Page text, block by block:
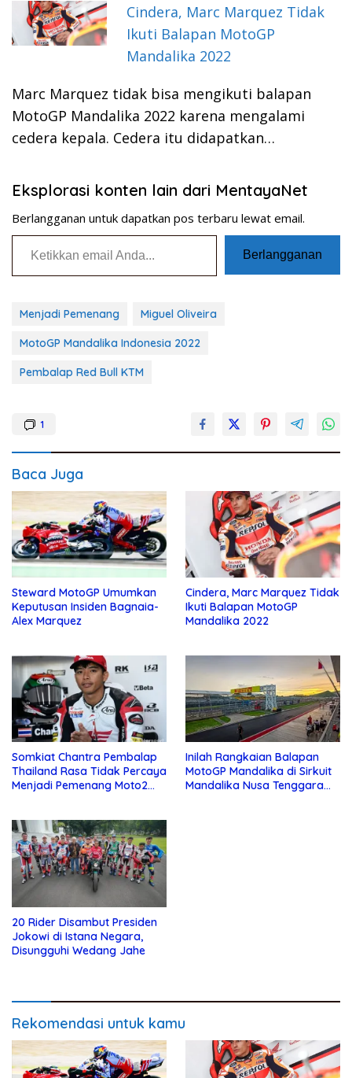
Cindera, Marc Marquez Tidak
Ikuti Balapan MotoGP
Mandalika 2022
Marc Marquez tidak bisa mengikuti balapan
MotoGP Mandalika 2022 karena mengalami
cedera kepala. Cedera itu didapatkan…
Eksplorasi konten lain dari MentayaNet
Berlangganan untuk dapatkan pos terbaru lewat email.
Ketikkan email Anda...
Berlangganan
Menjadi Pemenang Miguel Oliveira
MotoGP Mandalika Indonesia 2022
Pembalap Red Bull KTM
1
Baca Juga
Steward MotoGP Umumkan
Keputusan Insiden Bagnaia-
Alex Marquez
Cindera, Marc Marquez Tidak
Ikuti Balapan MotoGP
Mandalika 2022
Somkiat Chantra Pembalap
Thailand Rasa Tidak Percaya
Menjadi Pemenang Moto2
Inilah Rangkaian Balapan
MotoGP Mandalika di Sirkuit
Mandalika Nusa Tenggara
20 Rider Disambut Presiden
Jokowi di Istana Negara,
Disungguhi Wedang Jahe
Rekomendasi untuk kamu